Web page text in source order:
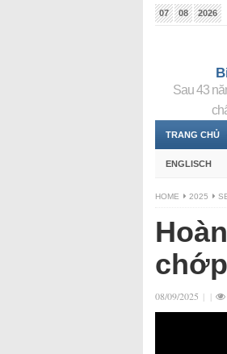
07 08 2026
Sau 43
TRANG CHỦ
ENGLISCH
HOME 2025
08/09/2025 | |